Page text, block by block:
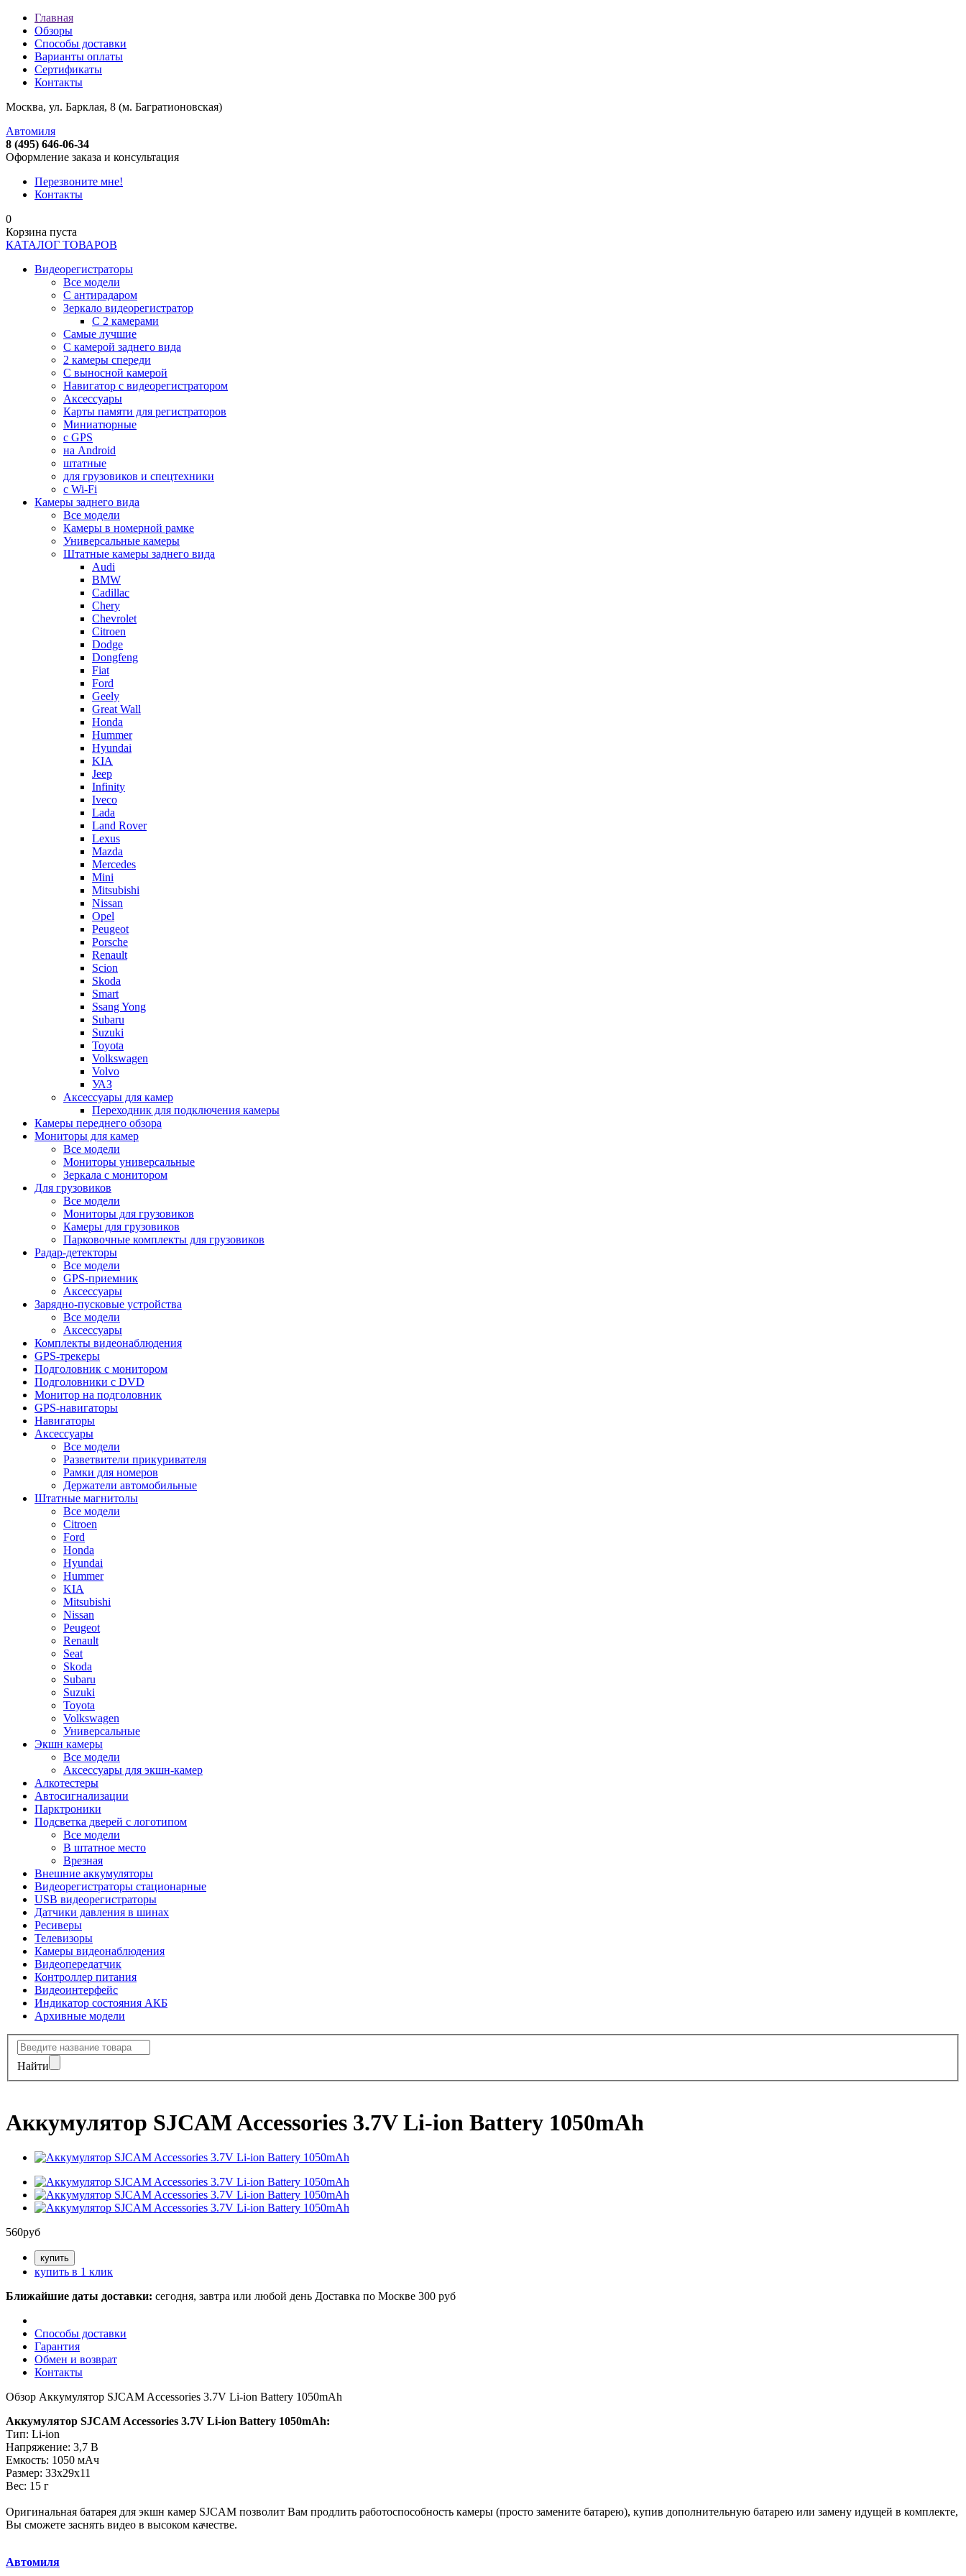
Главная
Обзоры
Способы доставки
Варианты оплаты
Сертификаты
Контакты
Москва, ул. Барклая, 8 (м. Багратионовская)
Автомиля
8 (495) 646-06-34
Оформление заказа и консультация
Перезвоните мне!
Контакты
0
Корзина пуста
КАТАЛОГ ТОВАРОВ
Видеорегистраторы
Все модели
C антирадаром
Зеркало видеорегистратор
С 2 камерами
Самые лучшие
С камерой заднего вида
2 камеры спереди
С выносной камерой
Навигатор с видеорегистратором
Аксессуары
Карты памяти для регистраторов
Миниатюрные
с GPS
на Android
штатные
для грузовиков и спецтехники
с Wi-Fi
Камеры заднего вида
Все модели
Камеры в номерной рамке
Универсальные камеры
Штатные камеры заднего вида
Audi
BMW
Cadillac
Chery
Chevrolet
Citroen
Dodge
Dongfeng
Fiat
Ford
Geely
Great Wall
Honda
Hummer
Hyundai
KIA
Jeep
Infinity
Iveco
Lada
Land Rover
Lexus
Mazda
Mercedes
Mini
Mitsubishi
Nissan
Opel
Peugeot
Porsche
Renault
Scion
Skoda
Smart
Ssang Yong
Subaru
Suzuki
Toyota
Volkswagen
Volvo
УАЗ
Аксессуары для камер
Переходник для подключения камеры
Камеры переднего обзора
Мониторы для камер
Все модели
Мониторы универсальные
Зеркала с монитором
Для грузовиков
Все модели
Мониторы для грузовиков
Камеры для грузовиков
Парковочные комплекты для грузовиков
Радар-детекторы
Все модели
GPS-приемник
Аксессуары
Зарядно-пусковые устройства
Все модели
Аксессуары
Комплекты видеонаблюдения
GPS-трекеры
Подголовник с монитором
Подголовники с DVD
Монитор на подголовник
GPS-навигаторы
Навигаторы
Аксессуары
Все модели
Разветвители прикуривателя
Рамки для номеров
Держатели автомобильные
Штатные магнитолы
Все модели
Citroen
Ford
Honda
Hyundai
Hummer
KIA
Mitsubishi
Nissan
Peugeot
Renault
Seat
Skoda
Subaru
Suzuki
Toyota
Volkswagen
Универсальные
Экшн камеры
Все модели
Аксессуары для экшн-камер
Алкотестеры
Автосигнализации
Парктроники
Подсветка дверей с логотипом
Все модели
В штатное место
Врезная
Внешние аккумуляторы
Видеорегистраторы стационарные
USB видеорегистраторы
Датчики давления в шинах
Ресиверы
Телевизоры
Камеры видеонаблюдения
Видеопередатчик
Контроллер питания
Видеоинтерфейс
Индикатор состояния АКБ
Архивные модели
Найти
Аккумулятор SJCAM Accessories 3.7V Li-ion Battery 1050mAh
560руб
купить в 1 клик
Ближайшие даты доставки: сегодня, завтра или любой день Доставка по Москве 300 руб
Способы доставки
Гарантия
Обмен и возврат
Контакты
Обзор Аккумулятор SJCAM Accessories 3.7V Li-ion Battery 1050mAh
Аккумулятор SJCAM Accessories 3.7V Li-ion Battery 1050mAh:
Тип: Li-ion
Напряжение: 3,7 В
Емкость: 1050 мАч
Размер: 33х29х11
Вес: 15 г
Оригинальная батарея для экшн камер SJCAM позволит Вам продлить работоспособность камеры (просто замените батарею), купив дополнительную батарею или замену идущей в комплекте,
Вы сможете заснять видео в высоком качестве.
Автомиля